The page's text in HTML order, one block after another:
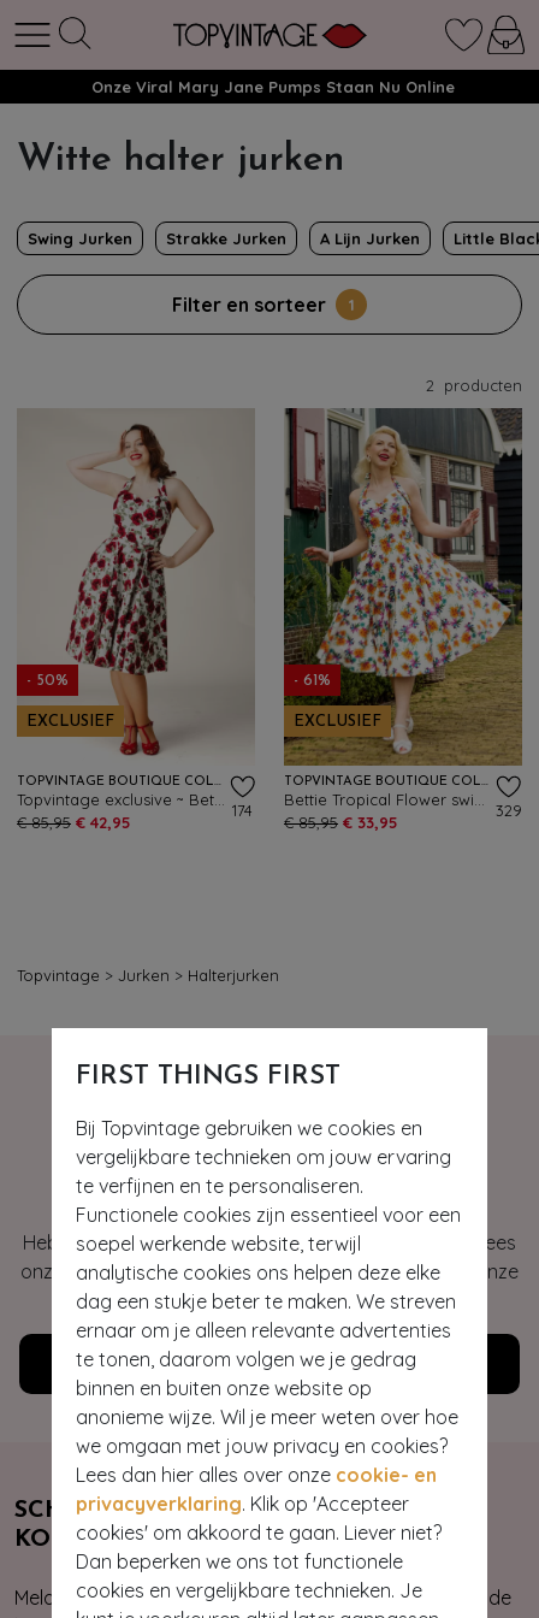
FIRST THINGS FIRST
Bij Topvintage gebruiken we cookies en
vergelijkbare technieken om jouw ervaring
te verfijnen en te personaliseren.
Functionele cookies zijn essentieel voor een
soepel werkende website, terwijl
analytische cookies ons helpen deze elke
dag een stukje beter te maken. We streven
ernaar om je alleen relevante advertenties
te tonen, daarom volgen we je gedrag
binnen en buiten onze website op
anonieme wijze. Wil je meer weten over hoe
we omgaan met jouw privacy en cookies?
Lees dan hier alles over onze cookie- en
privacyverklaring. Klik op 'Accepteer
cookies' om akkoord te gaan. Liever niet?
Dan beperken we ons tot functionele
cookies en vergelijkbare technieken. Je
Onze Viral Mary Jane Pumps Staan Nu Online
Witte halter jurken
Swing Jurken Strakke Jurken A Lijn Jurken Little
Filter en sorteer 1
2 producten
- 50%
EXCLUSIEF
TOPVINTAGE BOUTIQUE COLLECTION
€ 85,95 € 42,95
174
- 61%
EXCLUSIEF
TOPVINTAGE BOUTIQUE COLLECTION
€ 85,95 € 33,95
329
Topvintage > Jurken > Halterjurken
Hey gorgeous
Heb je vragen of heb je hulp nodig bij je bestelling? Lees
onze veelgestelde vragen of neem contact op met onze
klantenservice. Wij helpen je graag!
Klantenservice
SCHRIJF JE NU IN & ONTVANG 10%
KORTING
Meld je aan voor onze nieuwsbrief. Zo ben je altijd op de